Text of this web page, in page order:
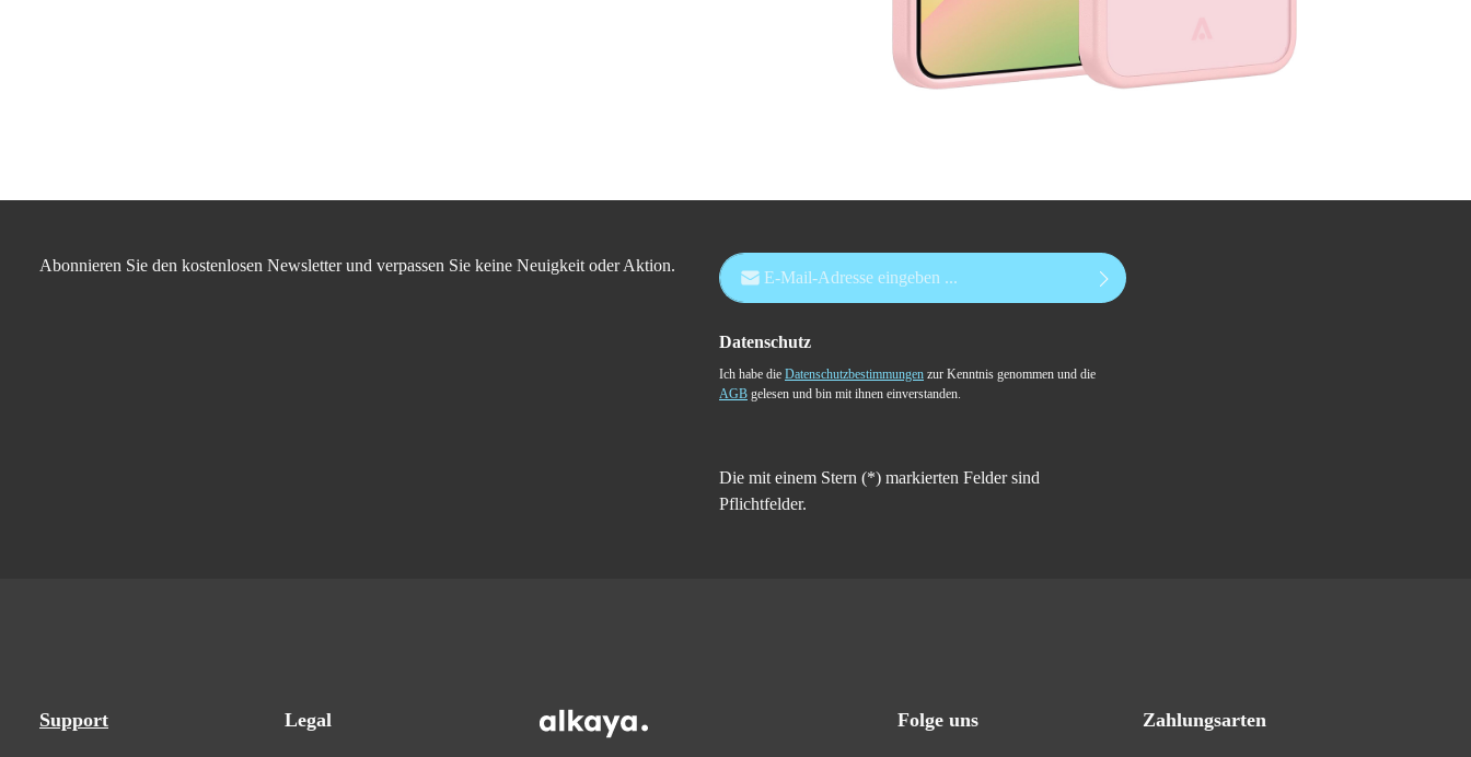
Abonnieren Sie den kostenlosen Newsletter und verpassen Sie keine Neuigkeit oder Aktion. E-Mail-Adresse*
Datenschutz
Ich habe die Datenschutzbestimmungen zur Kenntnis genommen und die
AGB gelesen und bin mit ihnen einverstanden.
Die mit einem Stern (*) markierten Felder sind
Pflichtfelder.
Support Legal Folge uns Zahlungsarten